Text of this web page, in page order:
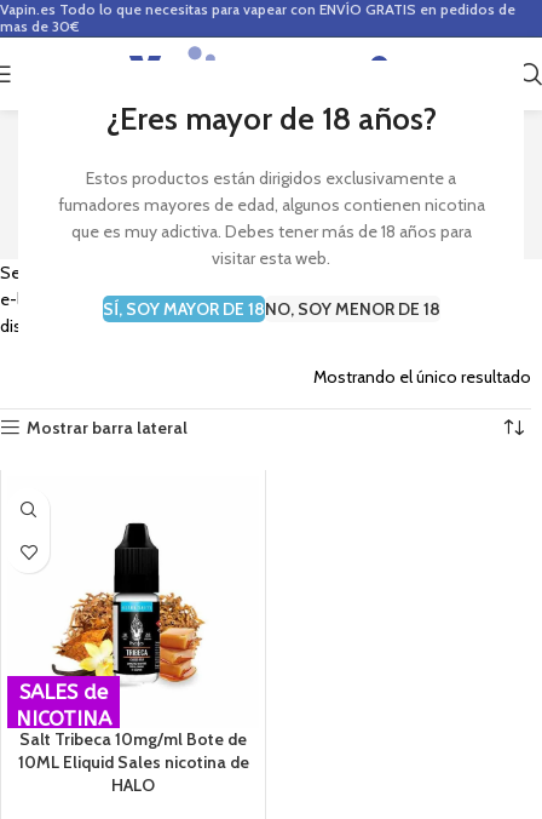
¿Eres mayor de 18 años?
Estos productos están dirigidos exclusivamente a
fumadores mayores de edad, algunos contienen nicotina
que es muy adictiva. Debes tener más de 18 años para
visitar esta web.
SÍ, SOY MAYOR DE 18NO, SOY MENOR DE 18
Vapin.es Todo lo que necesitas para vapear con ENVÍO GRATIS en pedidos de
mas de 30€
0
HALO
Sección de la marca de e-liquids Halo. Encuentra en Vapin los mejores
e-liquids de diversos sabores de Halo para tu cigarrillo electrónico y
disfruta de tu vapeo.
Mostrando el único resultado
Mostrar barra lateral
SALES de
NICOTINA
Salt Tribeca 10mg/ml Bote de
10ML Eliquid Sales nicotina de
HALO